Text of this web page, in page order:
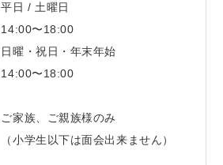
平日 / 土曜日
14:00〜18:00
日曜・祝日・年末年始
14:00〜18:00
ご家族、ご親族様のみ
（小学生以下は面会出来ません）